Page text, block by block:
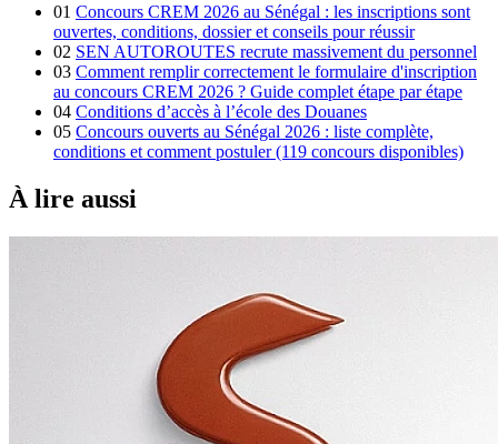
01 Concours CREM 2026 au Sénégal : les inscriptions sont
ouvertes, conditions, dossier et conseils pour réussir
02 SEN AUTOROUTES recrute massivement du personnel
03 Comment remplir correctement le formulaire d'inscription
au concours CREM 2026 ? Guide complet étape par étape
04 Conditions d’accès à l’école des Douanes
05 Concours ouverts au Sénégal 2026 : liste complète,
conditions et comment postuler (119 concours disponibles)
À lire aussi